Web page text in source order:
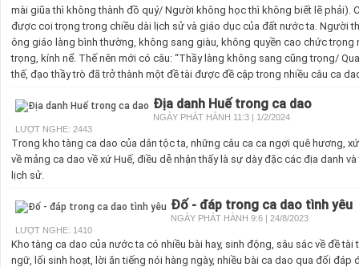
mài giũa thì không thành đồ quý/ Người không học thì không biết lẽ phải).
được coi trọng trong chiều dài lịch sử và giáo dục của đất nước ta. Người
ông giáo làng bình thường, không sang giàu, không quyền cao chức trọng
trọng, kính nể. Thế nên mới có câu: “Thầy làng không sang cũng trọng/
thế, đạo thầy trò đã trở thành một đề tài được đề cập trong nhiều câu ca
Địa danh Huế trong ca dao
NGÀY PHÁT HÀNH 11:3 | 1/2/2024
LƯỢT NGHE: 2443
Trong kho tàng ca dao của dân tộc ta, những câu ca ca ngợi quê hương,
về mảng ca dao về xứ Huế, điều dễ nhận thấy là sự dày đặc các địa danh
lịch sử.
Đố - đáp trong ca dao tình yêu
NGÀY PHÁT HÀNH 9:6 | 24/8/2023
LƯỢT NGHE: 1410
Kho tàng ca dao của nước ta có nhiều bài hay, sinh động, sâu sắc về đề tài
ngữ, lối sinh hoạt, lời ăn tiếng nói hàng ngày, nhiều bài ca dao qua đối đáp